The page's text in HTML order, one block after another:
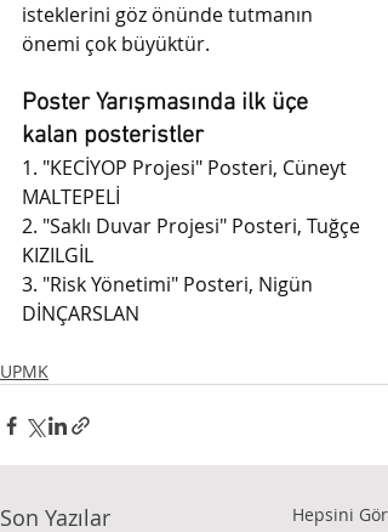
isteklerini göz önünde tutmanın
önemi çok büyüktür.
Poster Yarışmasında ilk üçe
kalan posteristler
1. "KECİYOP Projesi" Posteri, Cüneyt
MALTEPELİ
2. "Saklı Duvar Projesi" Posteri, Tuğçe
KIZILGİL
3. "Risk Yönetimi" Posteri, Nigün
DİNÇARSLAN
UPMK
Son Yazılar Hepsini Gör